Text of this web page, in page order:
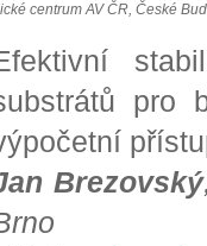
centrum AV ČR, České
pro
Brezovský